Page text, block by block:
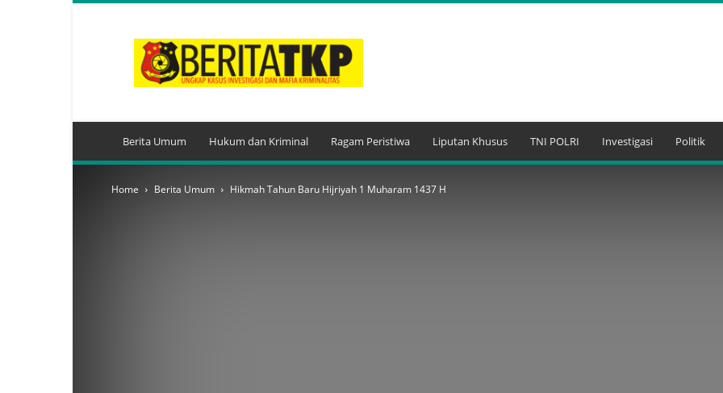
Berita Umum Hukum dan Kriminal Ragam Peristiwa Liputan Khusus TNI POLRI Investigasi Politik
Home Berita Umum Hikmah Tahun Baru Hijriyah 1 Muharam 1437 H